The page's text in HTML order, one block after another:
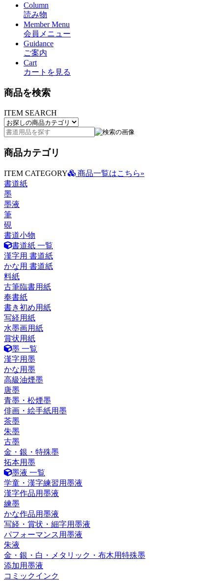
Column
読み物
Member Menu
会員メニュー
Guidance
ご案内
Cart
カートを見る
商品を検索
ITEM SEARCH
商品カテゴリ
ITEM CATEGORY
商品一覧はこちら»
書道紙
墨
墨液
筆
硯
書道小物
書道紙 一覧
漢字用 書道紙
かな用 書道紙
料紙
古筆臨書用紙
奉書紙
書き初め用紙
写経用紙
水墨画用紙
賞状用紙
墨 一覧
漢字用墨
かな用墨
高級油煙墨
唐墨
青墨・松煙墨
俳画・絵手紙用墨
茶墨
朱墨
古墨
金・銀・特殊墨
拓本用墨
墨液 一覧
学童・漢字練習用墨液
漢字作品用墨液
練墨
かな作品用墨液
写経・賞状・細字用墨液
パフォーマンス用墨液
朱液
金・銀・白・メタリック・布木用特殊墨
添加用墨液
コミックインク